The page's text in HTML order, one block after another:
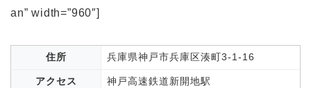
an” width=”960″]
住所 兵庫県神戸市兵庫区湊町3-1-16
アクセス 神戸高速鉄道新開地駅